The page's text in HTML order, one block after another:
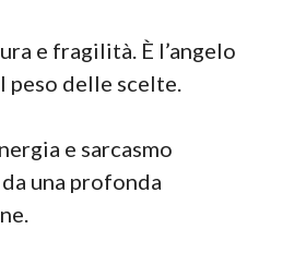
e fragilità. È l’angelo
peso delle scelte.
e sarcasmo
una profonda